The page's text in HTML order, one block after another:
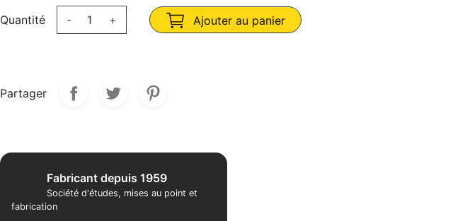
Quantité - + Ajouter au panier
Partager
Fabricant depuis 1959
Société d'études, mises au point et
fabrication